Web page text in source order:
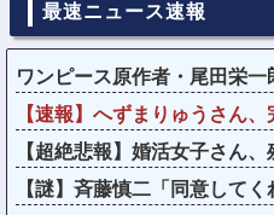
最速ニュース速報
ワンピース原作者・尾田栄
【速報】へずまりゅうさん
【超絶悲報】婚活女子さん
【謎】斉藤慎二「同意して